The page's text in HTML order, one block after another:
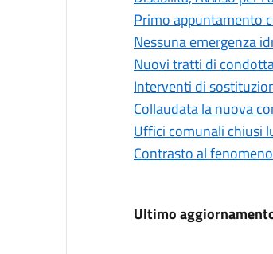
Primo appuntamento
Nessuna emergenza
Nuovi tratti di
Interventi di
Collaudata la nuova
Uffici comunali chiusi
Contrasto al
Ultimo